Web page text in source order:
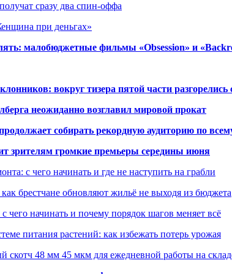
сразу два спин-оффа
при деньгах»
малобюджетные фильмы «Obsession» и
вокруг тизера пятой части разгорелись
неожиданно возглавил мировой прокат
собирать рекордную аудиторию по
зрителям громкие премьеры середины июня
с чего начинать и где не наступить на грабли
брестчане обновляют жильё не выходя из бюджета
чего начинать и почему порядок шагов меняет всё
питания растений: как избежать потерь урожая
скотч 48 мм 45 мкм для ежедневной работы на